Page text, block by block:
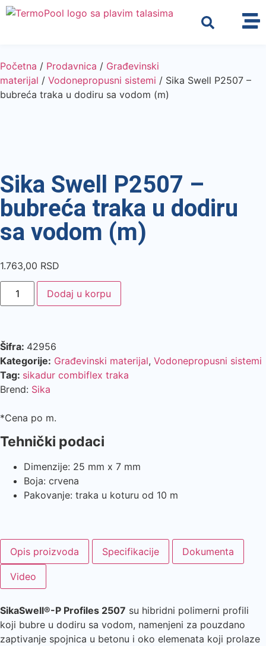
Početna / Prodavnica / Građevinski
materijal / Vodonepropusni sistemi / Sika Swell P2507 –
bubreća traka u dodiru sa vodom (m)
Sika Swell P2507 –
bubreća traka u dodiru
sa vodom (m)
1.763,00 RSD
Dodaj u korpu
Šifra: 42956
Kategorije: Građevinski materijal, Vodonepropusni sistemi
Tag: sikadur combiflex traka
Brend: Sika
*Cena po m.
Tehnički podaci
Dimenzije: 25 mm x 7 mm
Boja: crvena
Pakovanje: traka u koturu od 10 m
Opis proizvoda Specifikacije Dokumenta
Video
SikaSwell®-P Profiles 2507 su hibridni polimerni profili
koji bubre u dodiru sa vodom, namenjeni za pouzdano
zaptivanje spojnica u betonu i oko elemenata koji prolaze